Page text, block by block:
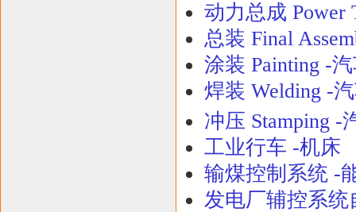
动力总成 Power
总装 Final
涂装 Painting -
焊装 Welding -
冲压 Stamping -
工业行车 -机床
输煤控制系统 -
发电厂辅控系统